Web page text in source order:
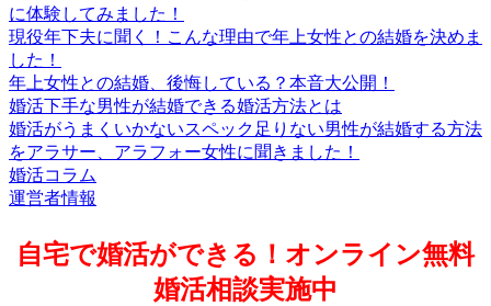
に体験してみました！
現役年下夫に聞く！こんな理由で年上女性との結婚を決めま
した！
年上女性との結婚、後悔している？本音大公開！
婚活下手な男性が結婚できる婚活方法とは
婚活がうまくいかないスペック足りない男性が結婚する方法
をアラサー、アラフォー女性に聞きました！
婚活コラム
運営者情報
自宅で婚活ができる！オンライン無料
婚活相談実施中